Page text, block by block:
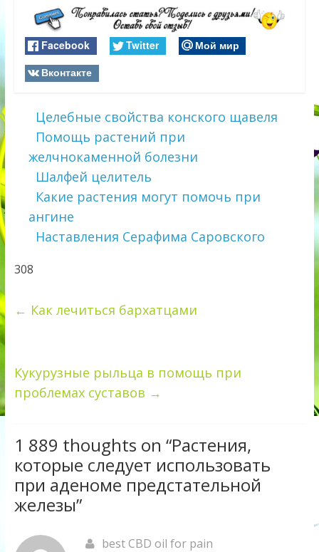
Facebook Twitter
Мой мир
Вконтакте
Целебные свойства конского щавеля
Помощь растений при
желчнокаменной болезни
Шалфей целитель
Какие растения могут помочь при
ангине
Наставления Серафима Саровского
308
← Как лечиться бархатцами
Кукурузные рыльца в помощь при
проблемах суставов →
1 889 thoughts on “Растения,
которые следует использовать
при аденоме предстательной
железы”
best CBD oil for pain